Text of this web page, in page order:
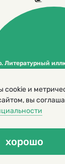
Литературный
cookie и
вы
хорошо